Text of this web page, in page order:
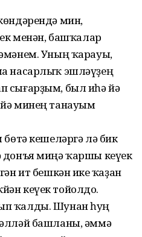
мин,
менән, башҡалар
Уның ҡарауы,
насарлыҡ эшләүҙең
сығарҙым, был иһә йә
минең танауым
кешеләргә лә бик
миңә ҡаршы кеүек
ит бешкән иҫке ҡаҙан
кеүек тойолдо.
ҡалды. Шунан һуң
башланы, әммә